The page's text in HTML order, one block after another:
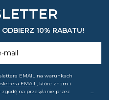
10% RABATU!
mail
EMAIL na warunkach
EMAIL, które znam i
na przesyłanie przez